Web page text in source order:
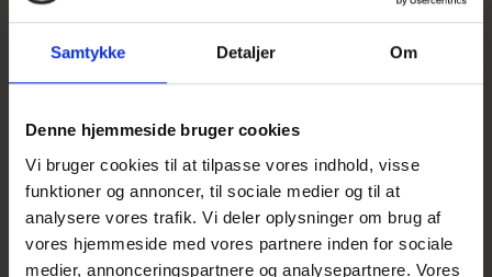
Samtykke Detaljer Om
Denne hjemmeside bruger cookies
Vi bruger cookies til at tilpasse vores indhold, visse
funktioner og annoncer, til sociale medier og til at
analysere vores trafik. Vi deler oplysninger om brug af
vores hjemmeside med vores partnere inden for sociale
medier, annonceringspartnere og analysepartnere. Vores